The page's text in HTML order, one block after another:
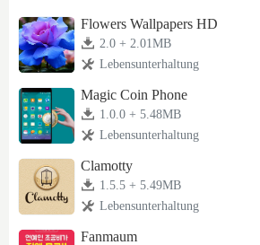
Flowers Wallpapers HD
2.0 + 2.01MB
Lebensunterhaltung
Magic Coin Phone
1.0.0 + 5.48MB
Lebensunterhaltung
Clamotty
1.5.5 + 5.49MB
Lebensunterhaltung
Fanmaum